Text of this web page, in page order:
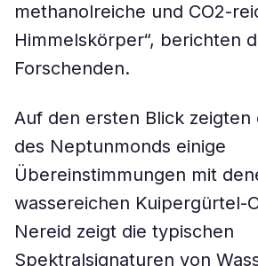
methanolreiche und CO2-
Himmelskörper“, berichten
Forschenden.
Auf den ersten Blick zeigten
des Neptunmonds einige
Übereinstimmungen mit
wassereichen Kuipergürtel-
Nereid zeigt die typischen
Spektralsignaturen von